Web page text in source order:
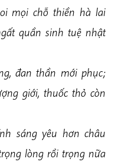
mọi chỗ thiền hà lai
quần sinh tuệ nhật
đan thần mới phục;
giới, thuốc thỏ còn
sáng yêu hơn châu
lòng rồi trọng nữa